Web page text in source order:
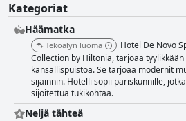
Kategoriat
Häämatka
Tekoälyn luoma
Hotel De Novo
Collection by Hiltonia, tarjoaa
kansallispuistoa. Se tarjoaa modernit
sijainnin. Hotelli sopii pariskunnille,
sijoitettua tukikohtaa.
Neljä tähteä